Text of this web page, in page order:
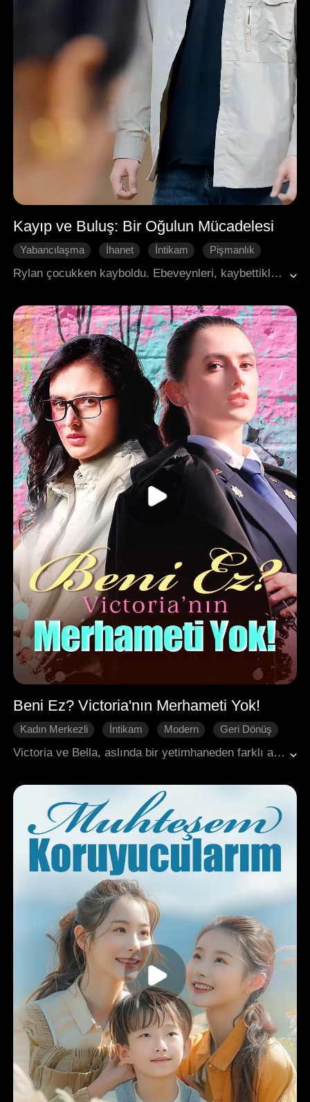
Kayıp ve Buluş: Bir Oğulun Mücadelesi
Yabancılaşma İhanet İntikam
Pişmanlık
Rylan çocukken kayboldu. Ebeveynleri, kaybettikleri çocuğun acısını hafifletmek için Jaxon'ı evlat edindi. Rylan bulunduktan sonra bile Jaxon'ı kayırmaya devam ettiler, hatta Jaxon yangın çıkardığında tüm suçu Rylan'ın üzerine attılar.
Beni Ez? Victoria'nın Merhameti Yok!
Kadın Merkezli İntikam Modern
Geri Dönüş
Victoria ve Bella, aslında bir yetimhaneden farklı aileler tarafından evlat edinilen kız kardeşlerdi. Yıllar sonra, gizlice orduya katılan Victoria, Donanma Amirali olarak emekli oldu ve kız kardeşine daha iyi bir hayat sunmak umuduyla geri döndü. Ancak, kız kardeşinin sınıf arkadaşları tarafından zorbalığa uğradığını ve bitkisel hayata girdiğini öğrenince şoke oldu. Öfkeden deliye dönen Victoria, bu zorba üçlüden nasıl intikam alacak?